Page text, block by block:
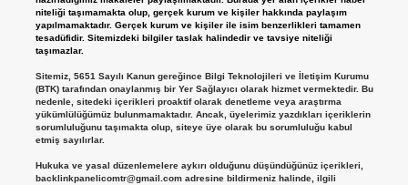
niteliği taşımamakta olup, gerçek kurum ve kişiler hakkında paylaşım
yapılmamaktadır. Gerçek kurum ve kişiler ile isim benzerlikleri tamamen
tesadüfidir. Sitemizdeki bilgiler taslak halindedir ve tavsiye niteliği
taşımazlar.
Sitemiz, 5651 Sayılı Kanun gereğince Bilgi Teknolojileri ve İletişim Kurumu
(BTK) tarafından onaylanmış bir Yer Sağlayıcı olarak hizmet vermektedir. Bu
nedenle, sitedeki içerikleri proaktif olarak denetleme veya araştırma
yükümlülüğümüz bulunmamaktadır. Ancak, üyelerimiz yazdıkları içeriklerin
sorumluluğunu taşımakta olup, siteye üye olarak bu sorumluluğu kabul
etmiş sayılırlar.
Hukuka ve yasal düzenlemelere aykırı olduğunu düşündüğünüz içerikleri,
backlinkpanelicomtr@gmail.comadresine bildirmeniz halinde, ilgili